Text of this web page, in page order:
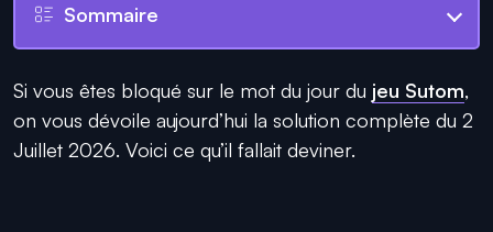
Sommaire
Si vous êtes bloqué sur le mot du jour du jeu Sutom,
on vous dévoile aujourd’hui la solution complète du 2
Juillet 2026. Voici ce qu’il fallait deviner.